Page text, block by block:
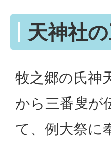
天神社
牧之郷の氏神
から三番叟が
て、例大祭に